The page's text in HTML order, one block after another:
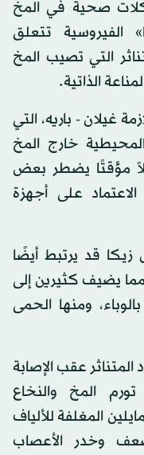
صحية في المخ
الفيروسية تتعلق
التي تصيب المخ
الذاتية.
غيلان - باريه، التي
خارج المخ
مؤقتًا يضطر بعض
على أجهزة
قد يرتبط أيضًا
مما يضيف كثيرين إلى
ومنها الحمى
المتناثر عقب الإصابة
المخ والنخاع
المغلفة للألياف
وخدر الأعصاب